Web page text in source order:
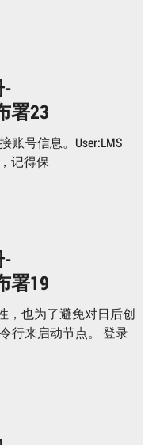
-
署23
账号信息。User:LMS
记得保
-
署19
，也为了避免对日后创
行来启动节点。 登录